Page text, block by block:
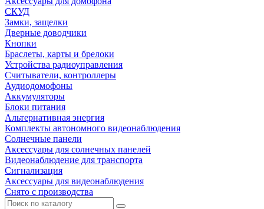
СКУД
Замки, защелки
Дверные доводчики
Кнопки
Браслеты, карты и брелоки
Устройства радиоуправления
Считыватели, контроллеры
Аудиодомофоны
Аккумуляторы
Блоки питания
Альтернативная энергия
Комплекты автономного видеонаблюдения
Солнечные панели
Аксессуары для солнечных панелей
Видеонаблюдение для транспорта
Сигнализация
Аксессуары для видеонаблюдения
Снято с производства